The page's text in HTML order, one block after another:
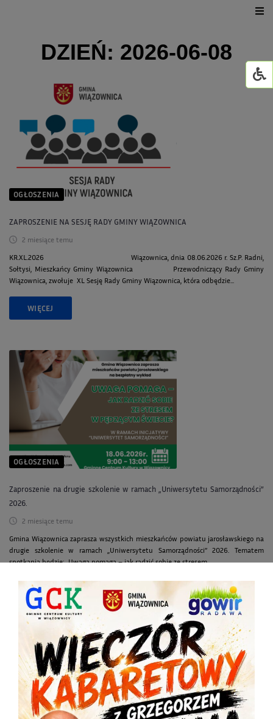
DZIEŃ: 2026-06-08
OGŁOSZENIA
ZAPROSZENIE NA SESJĘ RADY GMINY WIĄZOWNICA
2 miesiące temu
KR.XL.2026 Wiązownica, dnia 08.06.2026 r. Sz.P. Radni,
Sołtysi, Mieszkańcy Gminy Wiązownica Przewodniczący Rady Gminy
Wiązownica, zwołuje XL Sesję Rady Gminy Wiązownica, która odbędzie...
WIĘCEJ
OGŁOSZENIA
Zaproszenie na drugie szkolenie w ramach „Uniwersytetu Samorządności”
2026.
2 miesiące temu
Gmina Wiązownica zaprasza wszystkich mieszkańców powiatu jarosławskiego na
drugie szkolenie w ramach „Uniwersytetu Samorządności” 2026. Tematem
spotkania będzie: „Uwaga pomaga – jak radzić sobie ze stresem...
WIĘCEJ